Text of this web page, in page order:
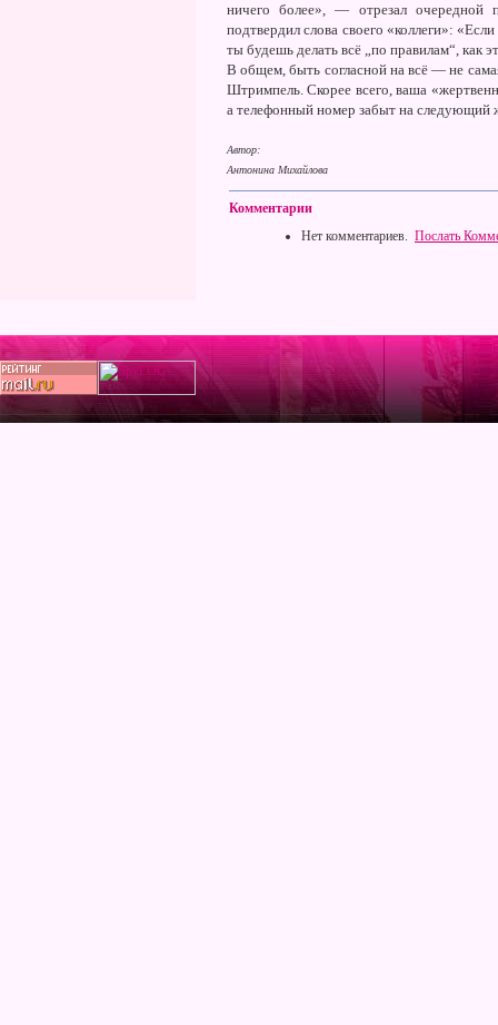
ничего более», — отрезал
подтвердил слова своего «коллеги»:
ты будешь делать всё „по правилам“, как
В общем, быть согласной на всё — не
Штримпель. Скорее всего, ваша
а телефонный номер забыт на следующий
Автор:
Антонина Михайлова
Комментарии
Нет комментариев. Послать